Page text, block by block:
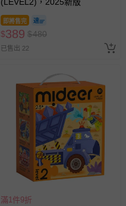
即將售完
$389 $480
已售出 22
滿1件9折